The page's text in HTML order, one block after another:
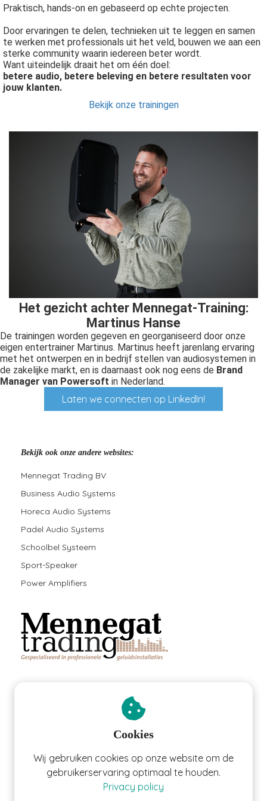
Praktisch, hands-on en gebaseerd op echte projecten.
Door ervaringen te delen, technieken uit te leggen en samen
te werken met professionals uit het veld, bouwen we aan een
sterke community waarin iedereen beter wordt.
Want uiteindelijk draait het om één doel:
betere audio, betere beleving en betere resultaten voor
jouw klanten.
Bekijk onze trainingen
Het gezicht achter Mennegat-Training:
Martinus Hanse
De trainingen worden gegeven en georganiseerd door onze
eigen entertrainer Martinus. Martinus heeft jarenlang ervaring
met het ontwerpen en in bedrijf stellen van audiosystemen in
de zakelijke markt, en is daarnaast ook nog eens de Brand
Manager van Powersoft in Nederland.
Laten we connecten op LinkedIn!
Bekijk ook onze andere websites:
Mennegat Trading BV
Business Audio Systems
Horeca Audio Systems
Padel Audio Systems
Schoolbel Systeem
Sport-Speaker
Power Amplifiers
Mennegat Trading BV
7468 GGENTER
0613280058
Cookies
Wij gebruiken cookies op onze website om de
gebruikerservaring optimaal te houden.
Privacy policy